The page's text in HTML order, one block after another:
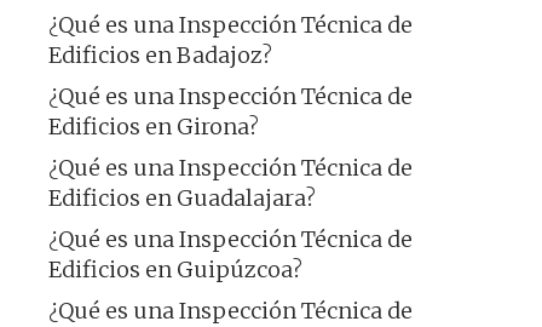
¿Qué es una Inspección Técnica de
Edificios en Badajoz?
¿Qué es una Inspección Técnica de
Edificios en Girona?
¿Qué es una Inspección Técnica de
Edificios en Guadalajara?
¿Qué es una Inspección Técnica de
Edificios en Guipúzcoa?
¿Qué es una Inspección Técnica de